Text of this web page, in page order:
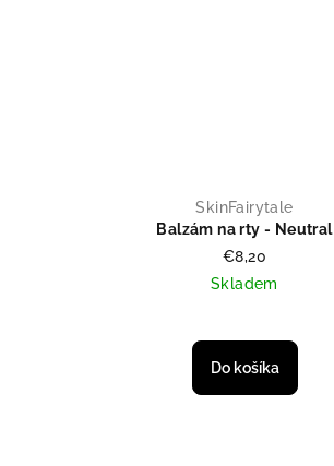
SkinFairytale
Balzám na rty - Neutral
€8,20
Skladem
Do košíka